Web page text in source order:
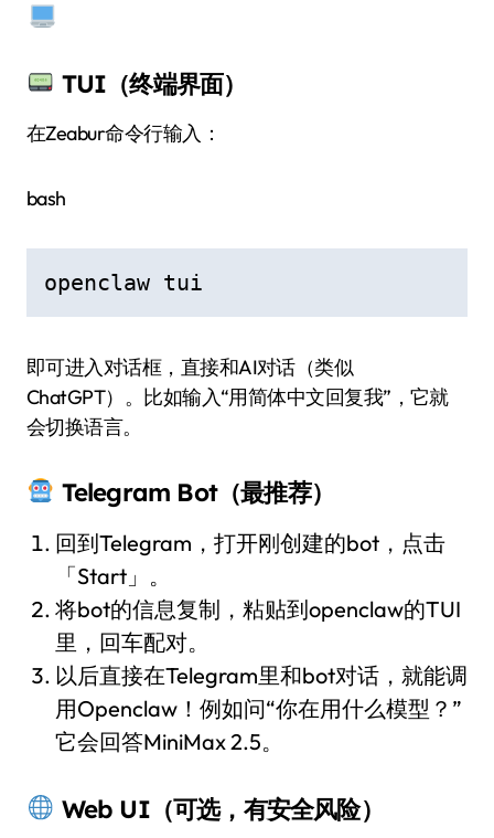
TUI（终端界面）
在Zeabur命令行输入：
bash
openclaw tui
即可进入对话框，直接和AI对话（类似
ChatGPT）。比如输入“用简体中文回复我”，它就
会切换语言。
Telegram Bot（最推荐）
回到Telegram，打开刚创建的bot，点击
「Start」。
将bot的信息复制，粘贴到openclaw的TUI
里，回车配对。
以后直接在Telegram里和bot对话，就能调
用Openclaw！例如问“你在用什么模型？”
它会回答MiniMax 2.5。
Web UI（可选，有安全风险）